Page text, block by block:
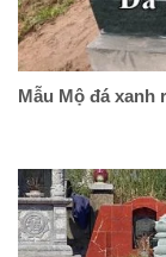
Mẫu Mộ đá xanh